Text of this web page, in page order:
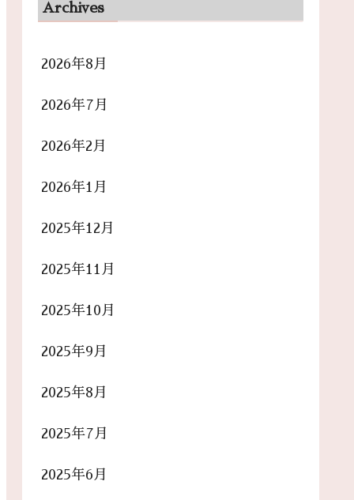
Archives
2026年8月
2026年7月
2026年2月
2026年1月
2025年12月
2025年11月
2025年10月
2025年9月
2025年8月
2025年7月
2025年6月